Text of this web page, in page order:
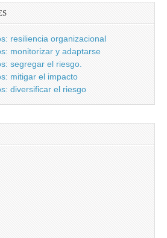
resiliencia organizacional
monitorizar y adaptarse
segregar el riesgo.
mitigar el impacto
diversificar el riesgo